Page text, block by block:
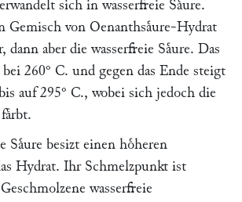
sich in wasserfreie Saͤure.
Gemisch von Oenanthsaͤure-Hydrat
dann aber die wasserfreie Saͤure. Das
260° C. und gegen das Ende steigt
auf 295° C., wobei sich jedoch die
Saͤure besizt einen hoͤheren
Hydrat. Ihr Schmelzpunkt ist
wasserfreie